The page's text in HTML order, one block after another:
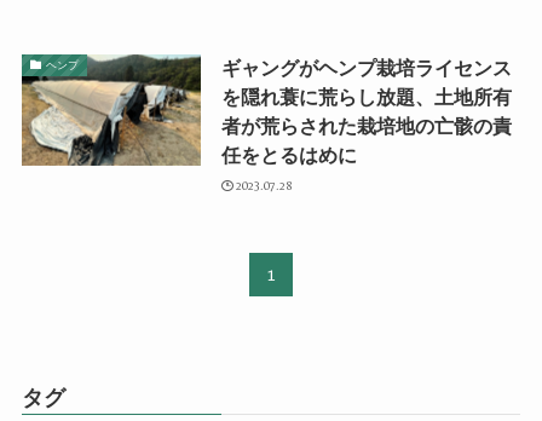
ヘンプ
ギャングがヘンプ栽培ライセンス
を隠れ蓑に荒らし放題、土地所有
者が荒らされた栽培地の亡骸の責
任をとるはめに
2023.07.28
1
タグ